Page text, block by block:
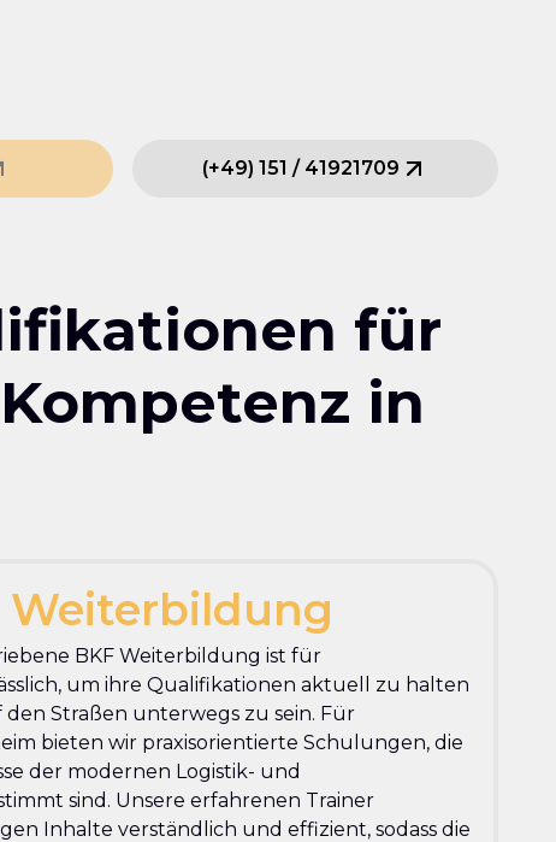
(+49) 151 / 41921709
für
in
Weiterbildung
BKF Weiterbildung ist für
um ihre Qualifikationen aktuell zu halten
Straßen unterwegs zu sein. Für
bieten wir praxisorientierte Schulungen, die
der modernen Logistik- und
sind. Unsere erfahrenen Trainer
Inhalte verständlich und effizient, sodass die